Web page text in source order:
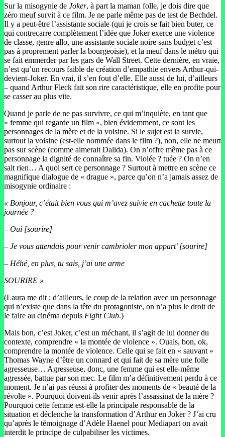
Sur la misogynie de Joker, à part la maman folle, je dois dire que
zéro meuf survit à ce film. Je ne parle même pas de test de Bechdel.
Il y a peut-être l’assistante sociale (qui je crois se fait bien buter, ce
qui contrecarre complètement l’idée que Joker exerce une violence
de classe, genre allo, une assistante sociale noire sans budget c’est
pas à proprement parler la bourgeoisie), et la meuf dans le métro qui
se fait emmerder par les gars de Wall Street. Cette dernière, en vraie,
n’est qu’un recours faible de création d’empathie envers Arthur-qui-
devient-Joker. En vrai, il s’en fout d’elle. Elle aussi de lui, d’ailleurs
– quand Arthur Fleck fait son rire caractéristique, elle en profite pour
se casser au plus vite.
Quand je parle de ne pas survivre, ce qui m’inquiète, en tant que
« femme qui regarde un film », bien évidemment, ce sont les
personnages de la mère et de la voisine. Si le sujet est la survie,
surtout la voisine (est-elle nommée dans le film ?), non, elle ne meurt
pas sur scène (comme aimerait Dalida). On n’offre même pas à ce
personnage la dignité de connaître sa fin. Violée ? tuée ? On n’en
sait rien… A quoi sert ce personnage ? Surtout à mettre en scène ce
magnifique dialogue de « drague », parce qu’on n’a jamais assez de
misogynie ordinaire :
« Bonjour, c’était bien vous qui m’avez suivie en cachette toute la
journée ?
– Oui [sourire]
– Je vous attendais pour venir cambrioler mon appart’ [sourire]
– Héhé, en plus, tu sais, j’ai une arme
SOURIRE »
(Laura me dit : d’ailleurs, le coup de la relation avec un personnage
qui n’existe que dans la tête du protagoniste, on n’a plus le droit de
le faire au cinéma depuis Fight Club.)
Mais bon, c’est Joker, c’est un méchant, il s’agit de lui donner du
contexte, comprendre « la montée de violence ». Ouais, bon, ok,
comprendre la montée de violence. Celle qui se fait en « sauvant »
Thomas Wayne d’être un connard et qui fait de sa mère une folle
agresseuse… Agresseuse, donc, une femme qui est elle-même
agressée, battue par son mec. Le film m’a définitivement perdu à ce
moment. Je n’ai pas réussi à profiter des moments de « beauté de la
révolte ». Pourquoi doivent-ils venir après l’assassinat de la mère ?
Pourquoi cette femme est-elle la principale responsable de la
situation et déclenche la transformation d’Arthur en Joker ? J’ai cru
qu’après le témoignage d’Adèle Haenel pour Mediapart on avait
interdit le principe de culpabiliser les victimes.